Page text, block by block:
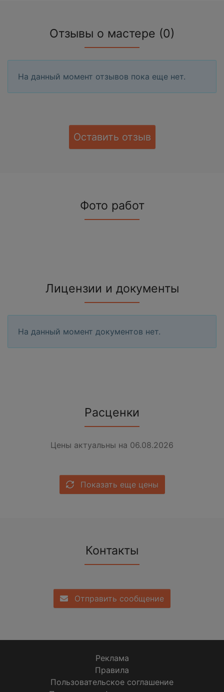
Отзывы о мастере (0)
На данный момент отзывов пока еще нет.
Оставить отзыв
Фото работ
Лицензии и документы
На данный момент документов нет.
Расценки
Цены актуальны на 06.08.2026
Показать еще цены
Контакты
Отправить сообщение
Реклама
Правила
Пользовательское соглашение